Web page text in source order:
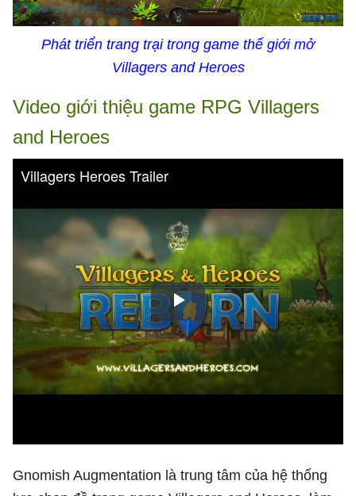
Phát triển trang trại trong game thế giới mở
Villagers and Heroes
Video giới thiệu game RPG Villagers
and Heroes
Gnomish Augmentation là trung tâm của hệ thống